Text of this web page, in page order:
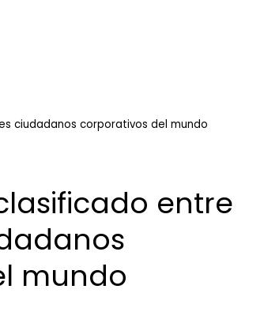
ciudadanos corporativos del mundo
entre
mundo